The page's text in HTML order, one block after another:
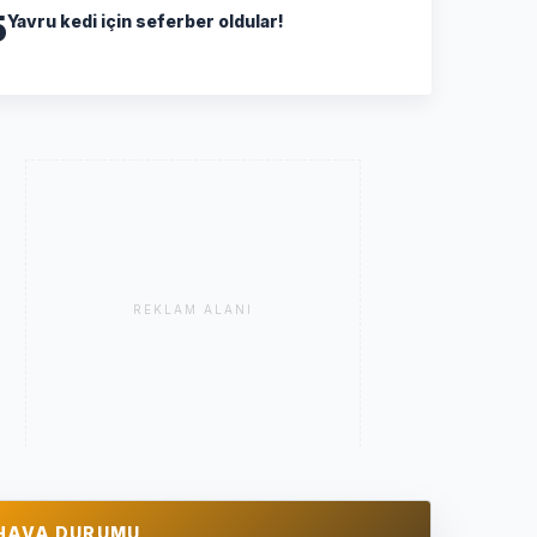
Yavru kedi için seferber oldular!
REKLAM ALANI
DURUMU